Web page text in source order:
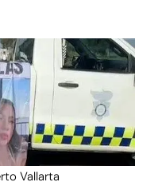
Vallarta